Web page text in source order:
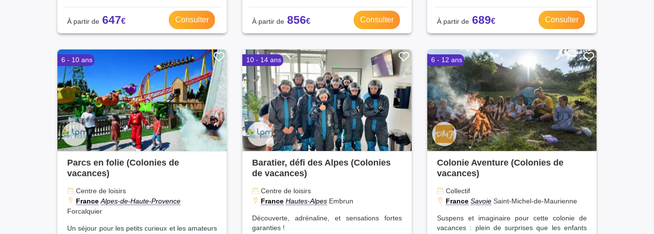
647 Consulter 856 Consulter 689 Consulter
6 - 10 ans
Parcs en folie (Colonies de
vacances)
Centre de loisirs
France Alpes-de-Haute-Provence
Forcalquier
Un séjour pour les petits curieux et les amateurs
10 - 14 ans
Baratier, défi des Alpes (Colonies
de vacances)
Centre de loisirs
France Hautes-Alpes Embrun
Découverte, adrénaline, et sensations fortes
garanties !
6 - 12 ans
Colonie Aventure (Colonies de
vacances)
Collectif
France Savoie Saint-Michel-de-Maurienne
Suspens et imaginaire pour cette colonie de
vacances : plein de surprises que les enfants